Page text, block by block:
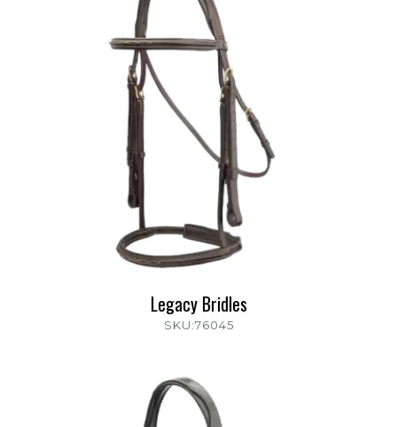
Legacy Bridles
SKU:76045